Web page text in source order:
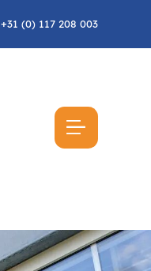
+31 (0) 117 208 003